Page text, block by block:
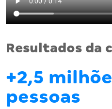
Resultados da
+2,5
pessoas